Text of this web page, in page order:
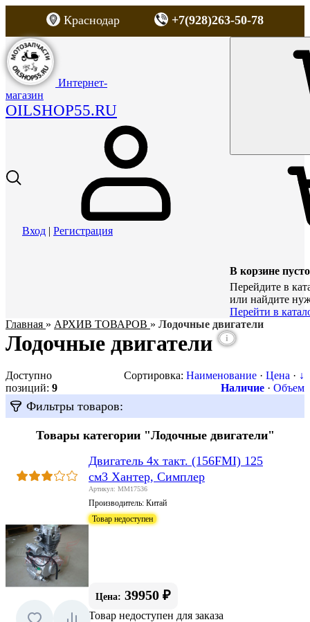
Краснодар +7(928)263-50-78
Интернет-
магазин
OILSHOP55.RU
Вход | Регистрация
В корзине пусто
Перейдите в
или найдите
Перейти в
Главная » АРХИВ ТОВАРОВ » Лодочные двигатели
Лодочные двигатели i
Доступно
позиций: 9
Сортировка: Наименование · Цена · ↓
Наличие · Объем
Фильтры товаров:
Товары категории "Лодочные двигатели"
Двигатель 4х такт. (156FMI) 125
см3 Хантер, Симплер
Артикул: MM17536
Производитель: Китай
Товар недоступен
Цена: 39950 ₽
Товар недоступен для заказа